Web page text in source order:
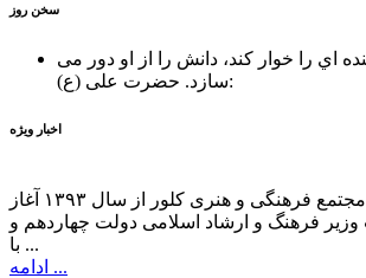
سخن روز
اي را خوار كند، دانش را از او دور می
سازد.حضرت علی (ع):
اخبار ویژه
عملیات اجرایی مجتمع فرهنگی و هنری کلور از سال ۱۳۹۳ آغاز
وزیر فرهنگ و ارشاد اسلامی دولت چهاردهم و
با ...
ادامه ...